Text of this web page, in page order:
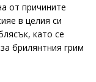
от причините
в целия си
като се
брилянтния грим